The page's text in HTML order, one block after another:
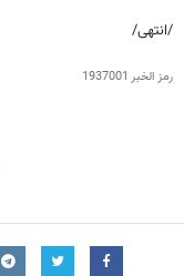
/انتهى/
رمز الخبر 1937001